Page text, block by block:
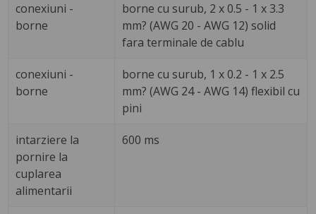
conexiuni -
borne
borne cu surub, 2 x 0.5 - 1 x 3.3
mm? (AWG 20 - AWG 12) solid
fara terminale de cablu
conexiuni -
borne
borne cu surub, 1 x 0.2 - 1 x 2.5
mm? (AWG 24 - AWG 14) flexibil cu
pini
intarziere la
pornire la
cuplarea
alimentarii
600 ms